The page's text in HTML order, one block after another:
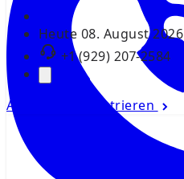
Heute 08. August 2026
+1 (929) 207-2584
Anmelden Registrieren